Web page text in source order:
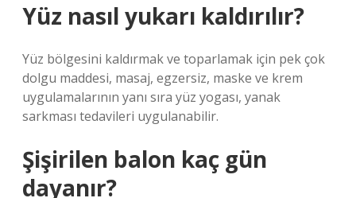
Yüz nasıl yukarı kaldırılır?
Yüz bölgesini kaldırmak ve toparlamak için pek çok
dolgu maddesi, masaj, egzersiz, maske ve krem ​​
uygulamalarının yanı sıra yüz yogası, yanak
sarkması tedavileri uygulanabilir.
Şişirilen balon kaç gün
dayanır?